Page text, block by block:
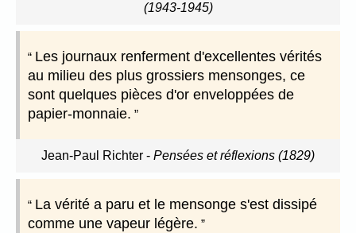
(1943-1945)
Les journaux renferment d'excellentes vérités
au milieu des plus grossiers mensonges, ce
sont quelques pièces d'or enveloppées de
papier-monnaie.
Jean-Paul Richter - Pensées et réflexions (1829)
La vérité a paru et le mensonge s'est dissipé
comme une vapeur légère.